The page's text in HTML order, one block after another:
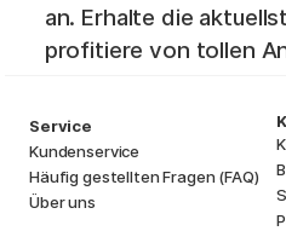
an. Erhalte die
profitiere von tollen
Service
Kundenservice
Häufig gestellten Fragen (FAQ)
Über uns